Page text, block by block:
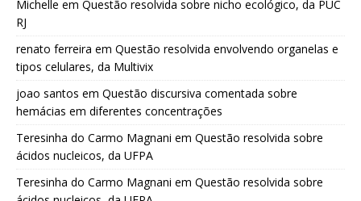
Michelle em Questão resolvida sobre nicho ecológico, da PUC
RJ
renato ferreira em Questão resolvida envolvendo organelas e
tipos celulares, da Multivix
joao santos em Questão discursiva comentada sobre
hemácias em diferentes concentrações
Teresinha do Carmo Magnani em Questão resolvida sobre
ácidos nucleicos, da UFPA
Teresinha do Carmo Magnani em Questão resolvida sobre